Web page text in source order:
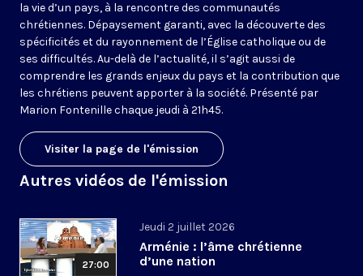
la vie d’un pays, à la rencontre des communautés
chrétiennes. Dépaysement garanti, avec la découverte des
spécificités et du rayonnement de l’Église catholique ou de
ses difficultés. Au-delà de l’actualité, il s’agit aussi de
comprendre les grands enjeux du pays et la contribution que
les chrétiens peuvent apporter à la société. Présenté par
Marion Fontenille chaque jeudi à 21h45.
Visiter la page de l'émission
Autres vidéos de l'émission
27:00
Jeudi 2 juillet 2026
Arménie : l’âme chrétienne
d’une nation